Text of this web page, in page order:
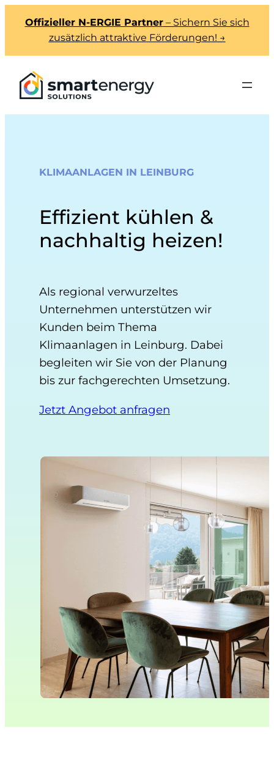
Offizieller N-ERGIE Partner– Sichern Sie sich
zusätzlich attraktive Förderungen! →
KLIMAANLAGEN IN LEINBURG
Effizient kühlen &
nachhaltig heizen!
Als regional verwurzeltes
Unternehmen unterstützen wir
Kunden beim Thema
Klimaanlagen in Leinburg. Dabei
begleiten wir Sie von der Planung
bis zur fachgerechten Umsetzung.
Jetzt Angebot anfragen